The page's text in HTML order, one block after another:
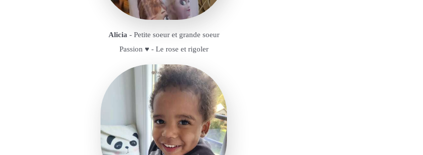
Alicia - Petite soeur et grande soeur
Passion ♥️ - Le rose et rigoler